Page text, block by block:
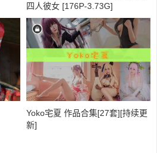
四人彼女 [176P-3.73G]
Yoko宅夏 作品合集[27套][持续更
新]